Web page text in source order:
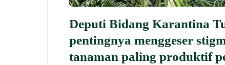
Deputi Bidang Karantina
pentingnya menggeser
tanaman paling produktif